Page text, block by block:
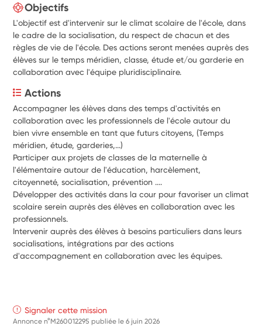
Objectifs
L'objectif est d'intervenir sur le climat scolaire de l'école, dans
le cadre de la socialisation, du respect de chacun et des
règles de vie de l'école. Des actions seront menées auprès des
élèves sur le temps méridien, classe, étude et/ou garderie en
collaboration avec l'équipe pluridisciplinaire.
Actions
Accompagner les élèves dans des temps d'activités en
collaboration avec les professionnels de l'école autour du
bien vivre ensemble en tant que futurs citoyens, (Temps
méridien, étude, garderies,...)
Participer aux projets de classes de la maternelle à
l'élémentaire autour de l'éducation, harcèlement,
citoyenneté, socialisation, prévention ....
Développer des activités dans la cour pour favoriser un climat
scolaire serein auprès des élèves en collaboration avec les
professionnels.
Intervenir auprès des élèves à besoins particuliers dans leurs
socialisations, intégrations par des actions
d'accompagnement en collaboration avec les équipes.
Signaler cette mission
Annonce n°M260012295 publiée le6 juin 2026